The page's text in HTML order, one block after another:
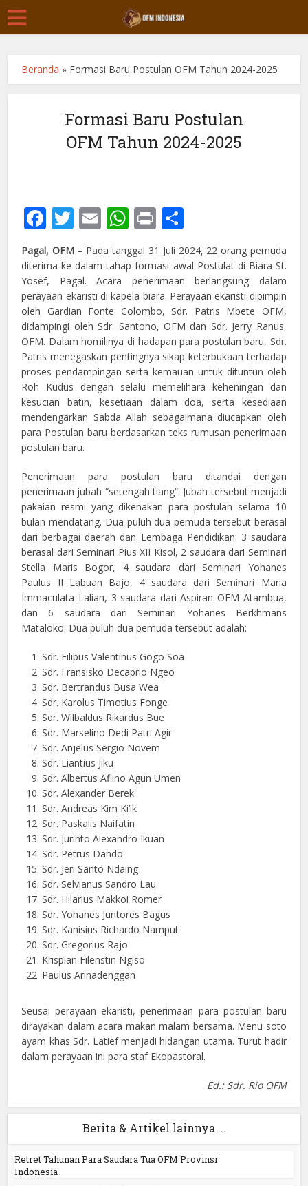
Beranda » Formasi Baru Postulan OFM Tahun 2024-2025
Formasi Baru Postulan
OFM Tahun 2024-2025
Facebook
Twitter
EmailWhatsApp
Print
Pagal, OFM– Pada tanggal 31 Juli 2024, 22 orang pemuda
diterima ke dalam tahap formasi awal Postulat di Biara St.
Yosef, Pagal. Acara penerimaan berlangsung dalam
perayaan ekaristi di kapela biara. Perayaan ekaristi dipimpin
oleh Gardian Fonte Colombo, Sdr. Patris Mbete OFM,
didampingi oleh Sdr. Santono, OFM dan Sdr. Jerry Ranus,
OFM. Dalam homilinya di hadapan para postulan baru, Sdr.
Patris menegaskan pentingnya sikap keterbukaan terhadap
proses pendampingan serta kemauan untuk dituntun oleh
Roh Kudus dengan selalu memelihara keheningan dan
kesucian batin, kesetiaan dalam doa, serta kesediaan
mendengarkan Sabda Allah sebagaimana diucapkan oleh
para Postulan baru berdasarkan teks rumusan penerimaan
postulan baru.
Penerimaan para postulan baru ditandai dengan
penerimaan jubah “setengah tiang”. Jubah tersebut menjadi
pakaian resmi yang dikenakan para postulan selama 10
bulan mendatang. Dua puluh dua pemuda tersebut berasal
dari berbagai daerah dan Lembaga Pendidikan: 3 saudara
berasal dari Seminari Pius XII Kisol, 2 saudara dari Seminari
Stella Maris Bogor, 4 saudara dari Seminari Yohanes
Paulus II Labuan Bajo, 4 saudara dari Seminari Maria
Immaculata Lalian, 3 saudara dari Aspiran OFM Atambua,
dan 6 saudara dari Seminari Yohanes Berkhmans
Mataloko. Dua puluh dua pemuda tersebut adalah:
Sdr. Filipus Valentinus Gogo Soa
Sdr. Fransisko Decaprio Ngeo
Sdr. Bertrandus Busa Wea
Sdr. Karolus Timotius Fonge
Sdr. Wilbaldus Rikardus Bue
Sdr. Marselino Dedi Patri Agir
Sdr. Anjelus Sergio Novem
Sdr. Liantius Jiku
Sdr. Albertus Aflino Agun Umen
Sdr. Alexander Berek
Sdr. Andreas Kim Ki’ik
Sdr. Paskalis Naifatin
Sdr. Jurinto Alexandro Ikuan
Sdr. Petrus Dando
Sdr. Jeri Santo Ndaing
Sdr. Selvianus Sandro Lau
Sdr. Hilarius Makkoi Romer
Sdr. Yohanes Juntores Bagus
Sdr. Kanisius Richardo Namput
Sdr. Gregorius Rajo
Krispian Filenstin Ngiso
Paulus Arinadenggan
Seusai perayaan ekaristi, penerimaan para postulan baru
dirayakan dalam acara makan malam bersama. Menu soto
ayam khas Sdr. Latief menjadi hidangan utama. Turut hadir
dalam perayaan ini para staf Ekopastoral.
Ed.: Sdr. Rio OFM
Berita & Artikel lainnya ...
Retret Tahunan Para Saudara Tua OFM Provinsi
Indonesia